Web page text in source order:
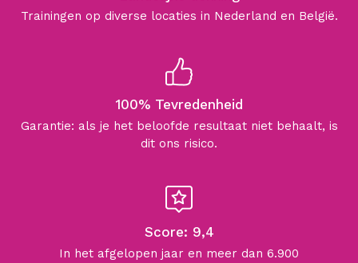
Trainingen op diverse locaties in Nederland en België.
100% Tevredenheid
Garantie: als je het beloofde resultaat niet behaalt, is
dit ons risico.
Score: 9,4
In het afgelopen jaar en meer dan 6.900